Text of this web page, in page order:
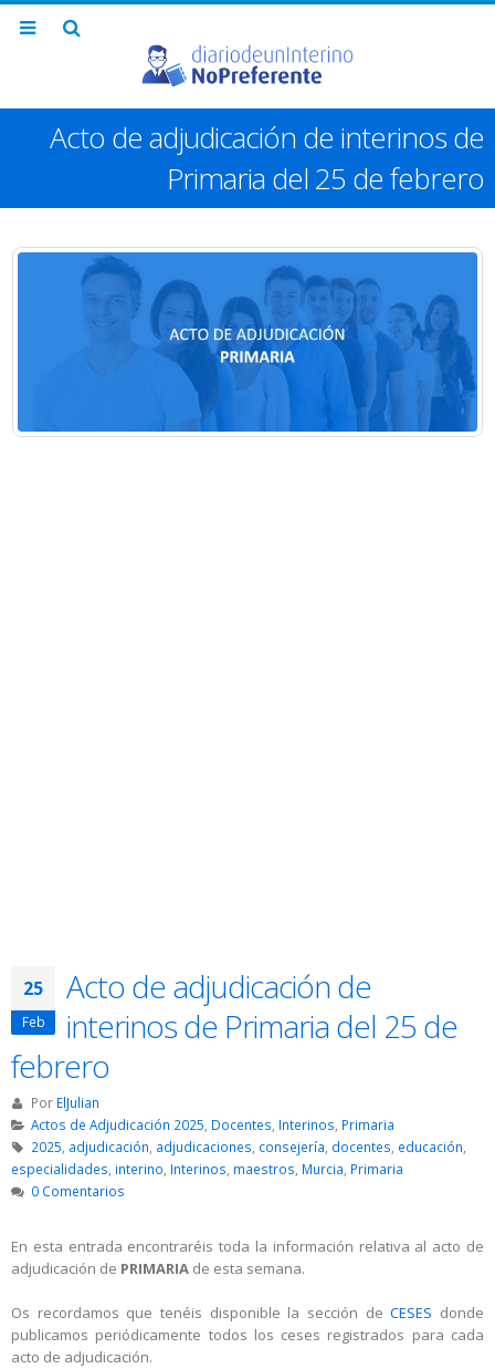
Acto de adjudicación de interinos de
Primaria del 25 de febrero
25
Feb
Acto de adjudicación de
interinos de Primaria del 25 de
febrero
Por ElJulian
Actos de Adjudicación 2025 Docentes Interinos Primaria
2025, adjudicación, adjudicaciones, consejería, docentes, educación,
especialidades, interino, Interinos, maestros, Murcia, Primaria
0 Comentarios
En esta entrada encontraréis toda la información relativa al acto de
adjudicación de PRIMARIA de esta semana.
Os recordamos que tenéis disponible la sección deCESES donde
publicamos periódicamente todos los ceses registrados para cada
acto de adjudicación.